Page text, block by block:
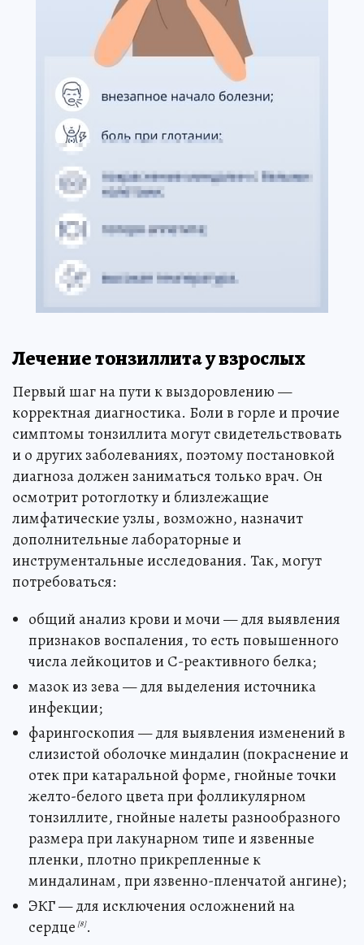
Лечение тонзиллита у взрослых
Первый шаг на пути к выздоровлению —
корректная диагностика. Боли в горле и прочие
симптомы тонзиллита могут свидетельствовать
и о других заболеваниях, поэтому постановкой
диагноза должен заниматься только врач. Он
осмотрит ротоглотку и близлежащие
лимфатические узлы, возможно, назначит
дополнительные лабораторные и
инструментальные исследования. Так, могут
потребоваться:
общий анализ крови и мочи — для выявления
признаков воспаления, то есть повышенного
числа лейкоцитов и С-реактивного белка;
мазок из зева — для выделения источника
инфекции;
фарингоскопия — для выявления изменений в
слизистой оболочке миндалин (покраснение и
отек при катаральной форме, гнойные точки
желто-белого цвета при фолликулярном
тонзиллите, гнойные налеты разнообразного
размера при лакунарном типе и язвенные
пленки, плотно прикрепленные к
миндалинам, при язвенно-пленчатой ангине);
ЭКГ — для исключения осложнений на
сердце [8].